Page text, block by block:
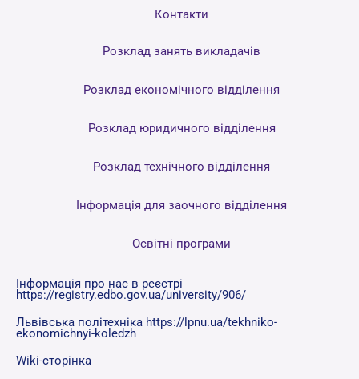
Контакти
Розклад занять викладачів
Розклад економічного відділення
Розклад юридичного відділення
Розклад технічного відділення
Інформація для заочного відділення
Освітні програми
Інформація про нас в реєстрі
https://registry.edbo.gov.ua/university/906/
Львівська політехніка https://lpnu.ua/tekhniko-
ekonomichnyi-koledzh
Wiki-сторінка